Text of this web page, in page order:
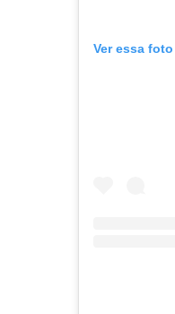
Ver essa